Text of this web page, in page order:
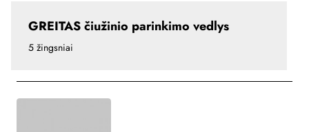
GREITAS čiužinio parinkimo vedlys
5 žingsniai